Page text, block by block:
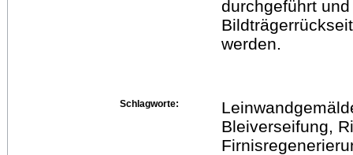
durchgeführt
werden.
Schlagworte:
Bleiverseifung,